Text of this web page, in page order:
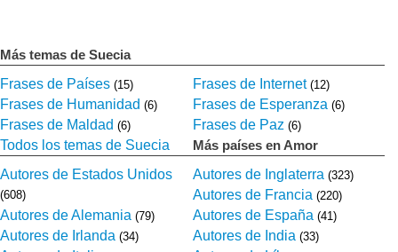
Más temas de Suecia
Frases de Países (15) Frases de Internet (12)
Frases de Humanidad (6) Frases de Esperanza (6)
Frases de Maldad (6) Frases de Paz (6)
Todos los temas de Suecia
Más países en Amor
Autores de Estados Unidos
(608)
Autores de Inglaterra (323)
Autores de Francia (220)
Autores de Alemania (79) Autores de España (41)
Autores de Irlanda (34) Autores de India (33)